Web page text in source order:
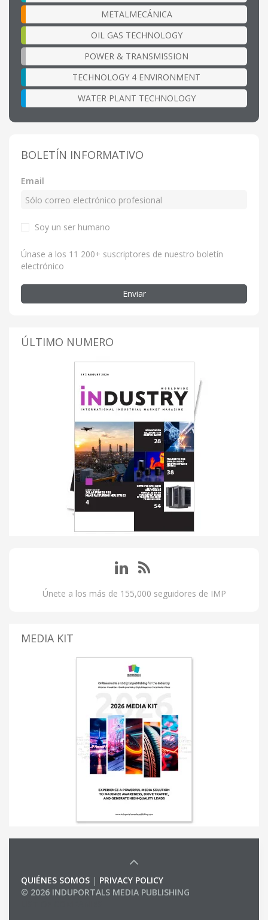
METALMECÁNICA
OIL GAS TECHNOLOGY
POWER & TRANSMISSION
TECHNOLOGY 4 ENVIRONMENT
WATER PLANT TECHNOLOGY
BOLETÍN INFORMATIVO
Email
Soy un ser humano
Únase a los 11 200+ suscriptores de nuestro boletín
electrónico
Enviar
ÚLTIMO NUMERO
Únete a los más de 155,000 seguidores de IMP
MEDIA KIT
QUIÉNES SOMOS | PRIVACY POLICY
© 2026 INDUPORTALS MEDIA PUBLISHING